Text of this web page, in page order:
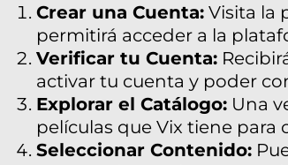
Crear una Cuenta: Visita la
permitirá acceder a la
Verificar tu Cuenta:
activar tu cuenta y poder
Explorar el Catálogo: Una
películas que Vix tiene para
Seleccionar Contenido: